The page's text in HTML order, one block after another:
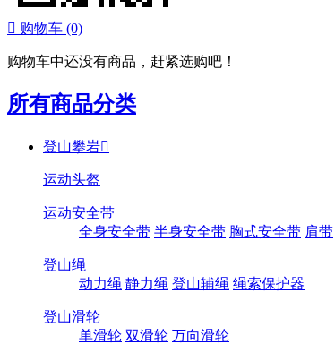
 购物车 (0)
购物车中还没有商品，赶紧选购吧！
所有商品分类
登山攀岩
运动头盔
运动安全带
全身安全带 半身安全带 胸式安全带 肩带
登山绳
动力绳 静力绳 登山辅绳 绳索保护器
登山滑轮
单滑轮 双滑轮 万向滑轮